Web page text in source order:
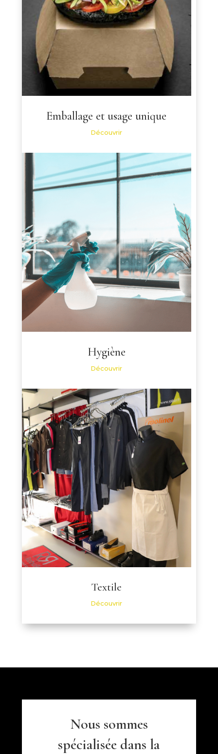
Emballage et usage unique
Découvrir
Hygiène
Découvrir
Textile
Découvrir
Nous sommes
spécialisée dans la